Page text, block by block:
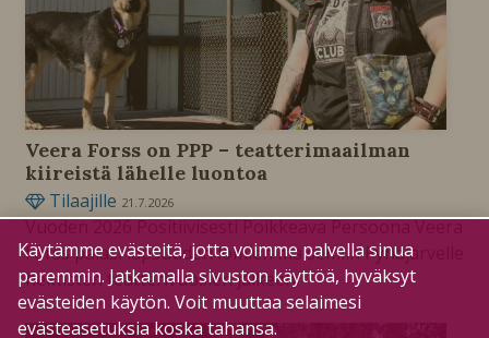
Veera Forss on PPP – teatterimaailman
kiireistä lähelle luontoa
Tilaajille 21.7.2026
Vuoden 2026 Positiivisesti Poikkeava Persoona Veera
Forss palasi lapsuuden lomien maisemiin Pyhäjärvelle
hektisten teatterivuosien jälkeen.
Käytämme evästeitä, jotta voimme palvella sinua
paremmin. Jatkamalla sivuston käyttöä, hyväksyt
evästeiden käytön. Voit muuttaa selaimesi
evästeasetuksia koska tahansa.